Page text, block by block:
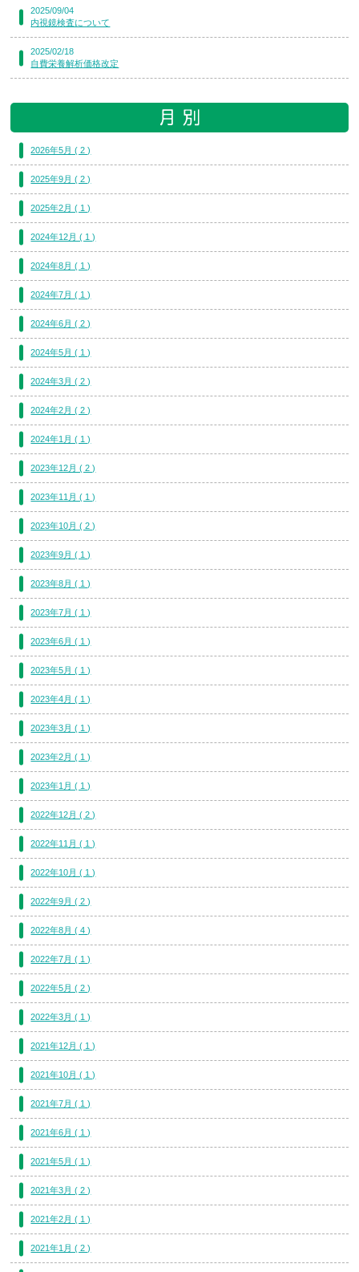
2025/09/04
内視鏡検査について
2025/02/18
自費栄養解析価格改定
2026年5月 ( 2 )
2025年9月 ( 2 )
2025年2月 ( 1 )
2024年12月 ( 1 )
2024年8月 ( 1 )
2024年7月 ( 1 )
2024年6月 ( 2 )
2024年5月 ( 1 )
2024年3月 ( 2 )
2024年2月 ( 2 )
2024年1月 ( 1 )
2023年12月 ( 2 )
2023年11月 ( 1 )
2023年10月 ( 2 )
2023年9月 ( 1 )
2023年8月 ( 1 )
2023年7月 ( 1 )
2023年6月 ( 1 )
2023年5月 ( 1 )
2023年4月 ( 1 )
2023年3月 ( 1 )
2023年2月 ( 1 )
2023年1月 ( 1 )
2022年12月 ( 2 )
2022年11月 ( 1 )
2022年10月 ( 1 )
2022年9月 ( 2 )
2022年8月 ( 4 )
2022年7月 ( 1 )
2022年5月 ( 2 )
2022年3月 ( 1 )
2021年12月 ( 1 )
2021年10月 ( 1 )
2021年7月 ( 1 )
2021年6月 ( 1 )
2021年5月 ( 1 )
2021年3月 ( 2 )
2021年2月 ( 1 )
2021年1月 ( 2 )